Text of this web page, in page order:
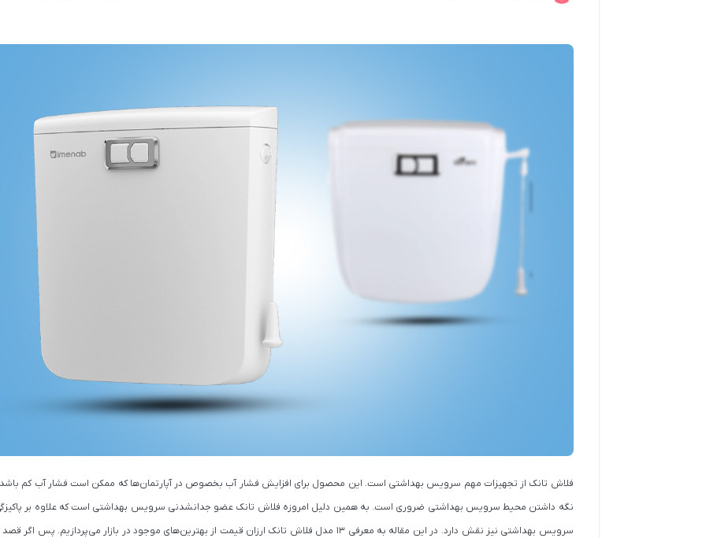
فلاش تانک از تجهیزات مهم سرویس بهداشتی است. این محصول برای افزایش فشار آب بخصوص در آپارتمان‌ها که ممکن است فشار آب کم باشد
نگه داشتن محیط سرویس بهداشتی ضروری است. به همین دلیل امروزه فلاش تانک عضو جدانشدنی سرویس بهداشتی است که علاوه بر پاکیزگی
سرویس بهداشتی نیز نقش دارد. در این مقاله به معرفی ۱۳ مدل فلاش تانک ارزان قیمت از بهترین‌های موجود در بازار می‌پردازیم. پس
فلاش تانک سیتکو طرح گل
6,000,000
5,100,000
فلاش تانک ایران مدل اولترا اسلیم طرح ترام
2,923,000
فلاش تانک ایران مدل
3,700,000
2,923,000
مشاهده و